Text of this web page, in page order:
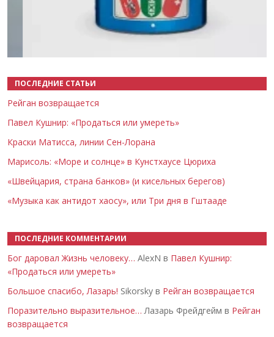
ПОСЛЕДНИЕ СТАТЬИ
Рейган возвращается
Павел Кушнир: «Продаться или умереть»
Краски Матисса, линии Сен-Лорана
Марисоль: «Море и солнце» в Кунстхаусе Цюриха
«Швейцария, страна банков» (и кисельных берегов)
«Музыка как антидот хаосу», или Три дня в Гштааде
ПОСЛЕДНИЕ КОММЕНТАРИИ
Бог даровал Жизнь человеку… AlexN в Павел Кушнир:
«Продаться или умереть»
Большое спасибо, Лазарь! Sikorsky в Рейган возвращается
Поразительно выразительное… Лазарь Фрейдгейм в Рейган
возвращается